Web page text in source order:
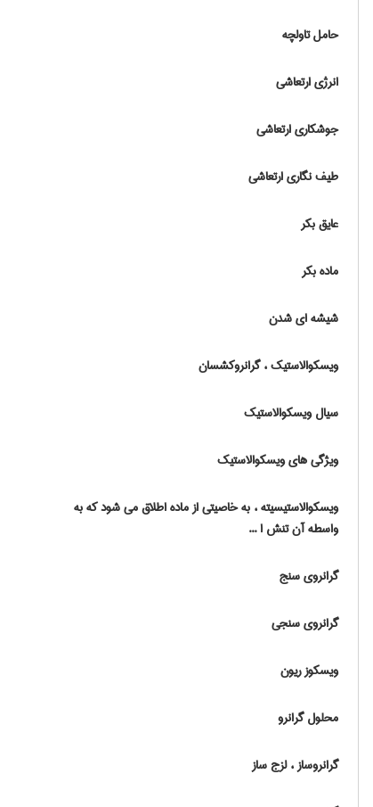
حامل تاولچه
انرژی ارتعاشی
جوشکاری ارتعاشی
طیف نگاری ارتعاشی
عایق بکر
ماده بکر
شیشه ای شدن
ویسکوالاستیک ، گرانروکشسان
سیال ویسکوالاستیک
ویژگی های ویسکوالاستیک
ویسکوالاستیسیته ، به خاصیتی از ماده اطلاق می شود که به
واسطه آن تنش ا ...
گرانروی سنج
گرانروی سنجی
ویسکوز ریون
محلول گرانرو
گرانروساز ، لزج ساز